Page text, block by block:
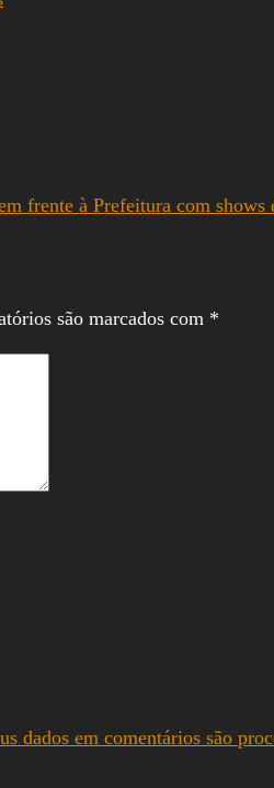
frente à Prefeitura com
são marcados com *
dados em comentários são